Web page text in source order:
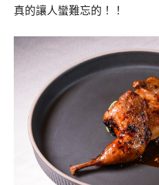
真的讓人蠻難忘的！！